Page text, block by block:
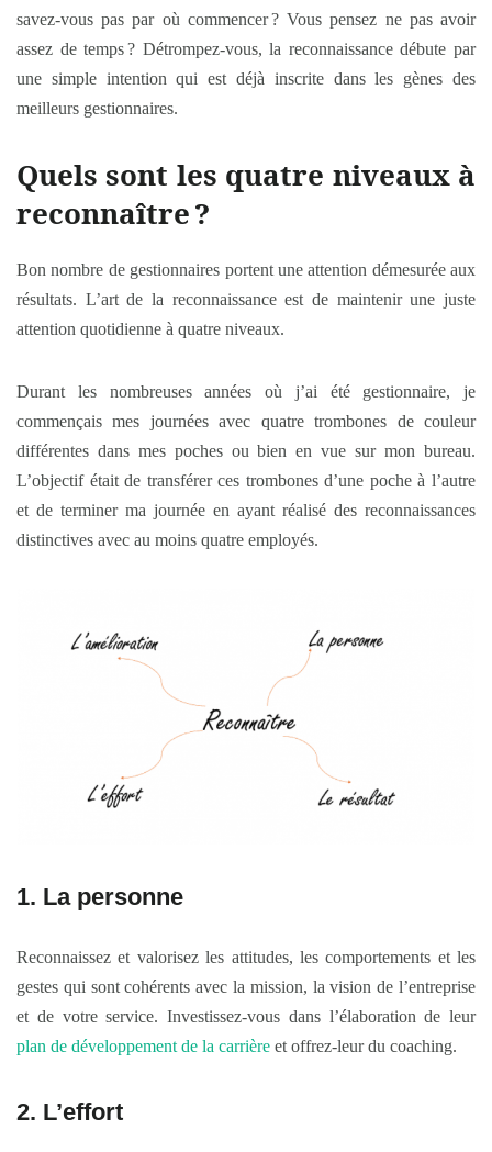
savez-vous pas par où commencer ? Vous pensez ne pas avoir
assez de temps ? Détrompez-vous, la reconnaissance débute par
une simple intention qui est déjà inscrite dans les gènes des
meilleurs gestionnaires.
Quels sont les quatre niveaux à
reconnaître?
Bon nombre de gestionnaires portent une attention démesurée aux
résultats. L’art de la reconnaissance est de maintenir une juste
attention quotidienne à quatre niveaux.
Durant les nombreuses années où j’ai été gestionnaire, je
commençais mes journées avec quatre trombones de couleur
différentes dans mes poches ou bien en vue sur mon bureau.
L’objectif était de transférer ces trombones d’une poche à l’autre
et de terminer ma journée en ayant réalisé des reconnaissances
distinctives avec au moins quatre employés.
1. La personne
Reconnaissez et valorisez les attitudes, les comportements et les
gestes qui sont cohérents avec la mission, la vision de l’entreprise
et de votre service. Investissez-vous dans l’élaboration de leur
plan de développement de la carrière et offrez-leur du coaching.
2. L’effort